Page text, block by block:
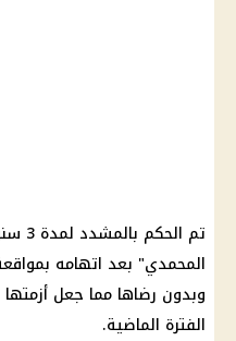
تم
المحمدي" بعد اتهامه
وبدون رضاها مما جعل
الفترة الماضية.